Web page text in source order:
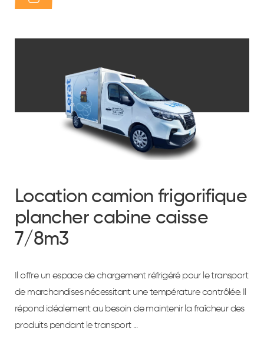
Location camion frigorifique
plancher cabine caisse
7/8m3
Il offre un espace de chargement réfrigéré pour le transport
de marchandises nécessitant une température contrôlée. Il
répond idéalement au besoin de maintenir la fraîcheur des
produits pendant le transport ...